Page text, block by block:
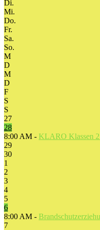
Di.
Mi.
Do.
Fr.
Sa.
So.
M
D
M
D
F
S
S
27
28
8:00 AM - KLARO Klassen
29
30
1
2
3
4
5
6
8:00 AM -
7